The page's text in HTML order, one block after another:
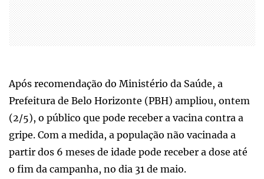
Após recomendação do Ministério da Saúde, a
Prefeitura de Belo Horizonte (PBH) ampliou, ontem
(2/5), o público que pode receber a vacina contra a
gripe. Com a medida, a população não vacinada a
partir dos 6 meses de idade pode receber a dose até
o fim da campanha, no dia 31 de maio.